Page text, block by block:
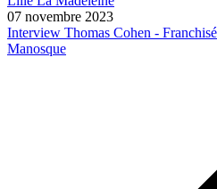
07 novembre 2023
Interview Thomas Cohen -
Manosque